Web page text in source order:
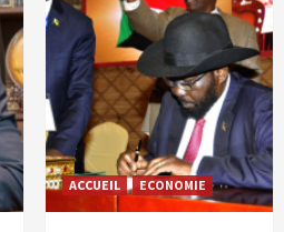
ACCUEIL ECONOMIE